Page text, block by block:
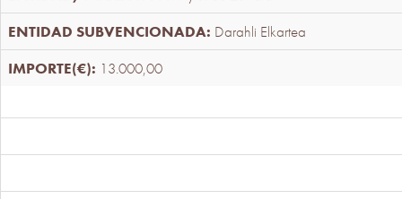
Darahli Elkartea
13.000,00